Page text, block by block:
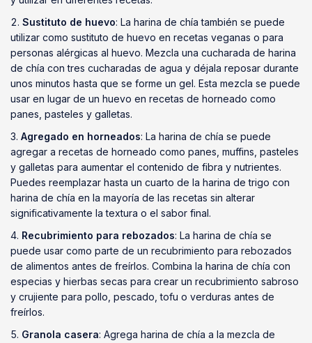
Sustituto de huevo: La harina de chía también se puede
utilizar como sustituto de huevo en recetas veganas o para
personas alérgicas al huevo. Mezcla una cucharada de harina
de chía con tres cucharadas de agua y déjala reposar durante
unos minutos hasta que se forme un gel. Esta mezcla se puede
usar en lugar de un huevo en recetas de horneado como
panes, pasteles y galletas.
Agregado en horneados: La harina de chía se puede
agregar a recetas de horneado como panes, muffins, pasteles
y galletas para aumentar el contenido de fibra y nutrientes.
Puedes reemplazar hasta un cuarto de la harina de trigo con
harina de chía en la mayoría de las recetas sin alterar
significativamente la textura o el sabor final.
Recubrimiento para rebozados: La harina de chía se
puede usar como parte de un recubrimiento para rebozados
de alimentos antes de freírlos. Combina la harina de chía con
especias y hierbas secas para crear un recubrimiento sabroso
y crujiente para pollo, pescado, tofu o verduras antes de
freírlos.
Granola casera: Agrega harina de chía a la mezcla de